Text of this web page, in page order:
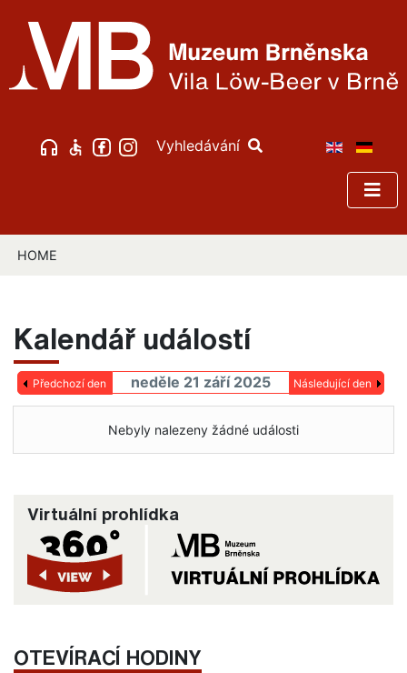
Vyhledávání
HOME
Kalendář událostí
Předchozí den neděle 21 září 2025 Následující den
Nebyly nalezeny žádné události
Virtuální prohlídka
OTEVÍRACÍ HODINY